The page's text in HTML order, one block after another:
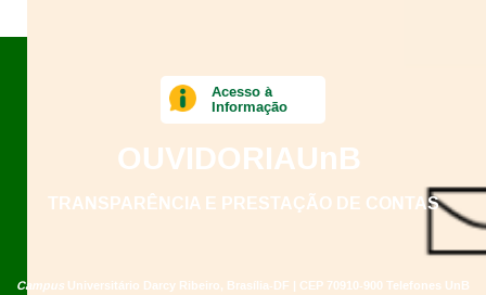
Campus Universitário Darcy Ribeiro, Brasília-DF | CEP 70910-900 Telefones UnB
Acesso à
Informação
OUVIDORIAUnB
TRANSPARÊNCIA E PRESTAÇÃO DE CONTAS